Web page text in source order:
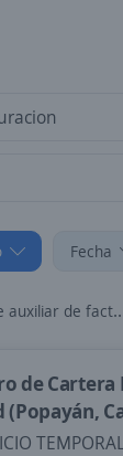
Fecha
facturacion en Cauca
de Cartera
(Popayán,